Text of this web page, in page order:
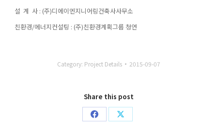
설 계 사 : (주)디에이엔지니어링건축사사무소
친환경/에너지컨설팅 : (주)친환경계획그룹 청연
Category: Project Details 2015-09-07
Share this post
Share Share